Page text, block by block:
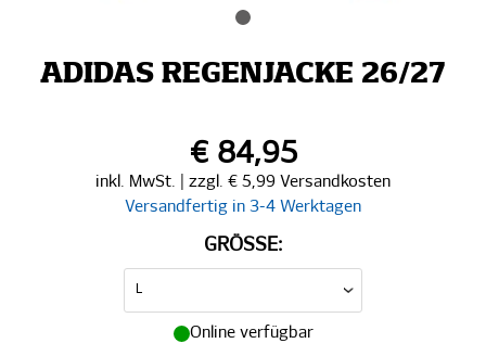
ADIDAS REGENJACKE 26/27
€ 84,95
inkl. MwSt. | zzgl. € 5,99 Versandkosten
Versandfertig in 3-4 Werktagen
GRÖSSE:
Online verfügbar